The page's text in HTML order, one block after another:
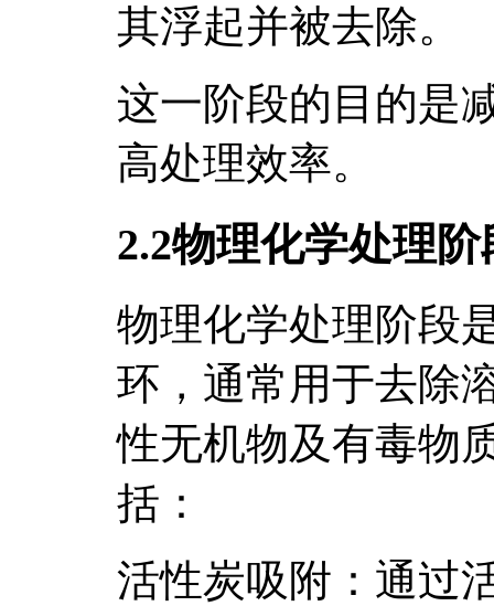
其浮起并被去除。
这一阶段的目的是
高处理效率。
2.2物理化学处理阶
物理化学处理阶段
环，通常用于去除
性无机物及有毒物
括：
活性炭吸附：通过